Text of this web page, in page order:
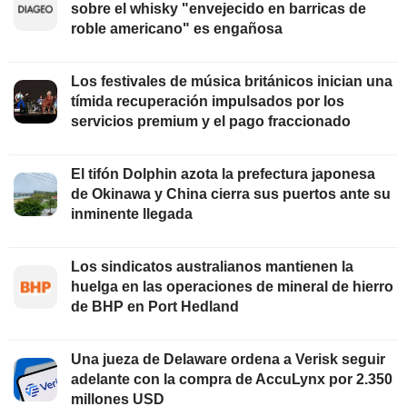
sobre el whisky "envejecido en barricas de
roble americano" es engañosa
Los festivales de música británicos inician una
tímida recuperación impulsados por los
servicios premium y el pago fraccionado
El tifón Dolphin azota la prefectura japonesa
de Okinawa y China cierra sus puertos ante su
inminente llegada
Los sindicatos australianos mantienen la
huelga en las operaciones de mineral de hierro
de BHP en Port Hedland
Una jueza de Delaware ordena a Verisk seguir
adelante con la compra de AccuLynx por 2.350
millones USD